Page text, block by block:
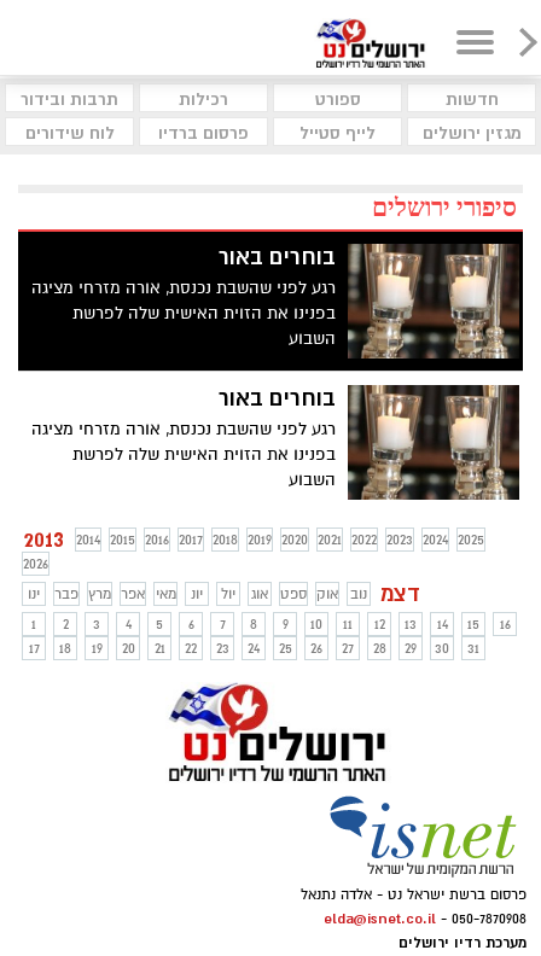
חדשות ספורט רכילות
תרבות ובידור
מגזין ירושלים
לייף סטייל פרסום ברדיו לוח שידורים
סיפורי ירושלים
בוחרים באור
רגע לפני שהשבת נכנסת, אורה מזרחי מציגה
בפנינו את הזוית האישית שלה לפרשת
השבוע
בוחרים באור
רגע לפני שהשבת נכנסת, אורה מזרחי מציגה
בפנינו את הזוית האישית שלה לפרשת
השבוע
2013 2014 2015 2016 2017 2018 2019 2020 2021 2022 2023 2024 2025
2026
ינו
פבר מרץ אפר מאי יונ יול אוג ספט אוק נוב דצמ
1 2 3 4 5 6 7 8 9 10 11 12 13 14 15
16
17
18 19 20 21 22 23 24 25 26 27 28 29 30 31
פרסום ברשת ישראל נט - אלדה נתנאל
050-7870908 -
elda@isnet.co.il
מערכת רדיו ירושלים